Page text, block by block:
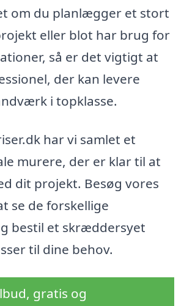
om du planlægger et stort
eller blot har brug for
så er det vigtigt at
der kan levere
i topklasse.
har vi samlet et
murere, der er klar til at
dit projekt. Besøg vores
se de forskellige
bestil et skræddersyet
til dine behov.
gratis og